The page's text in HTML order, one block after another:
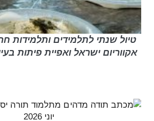
טיול שנתי לתלמידים ותלמידות
אקווריום ישראל ואפיית פיתות בעין